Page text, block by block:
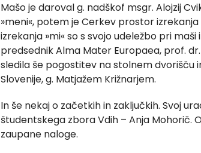
Mašo je daroval g. nadškof msgr. Alojzij
»meni«, potem je Cerkev prostor izrekanja
izrekanja »mi« so s svojo udeležbo pri
predsednik Alma Mater Europaea, prof.
sledila še pogostitev na stolnem dvorišču
Slovenije, g. Matjažem Križnarjem.
In še nekaj o začetkih in zaključkih. Svoj
študentskega zbora Vdih – Anja Mohorič.
zaupane naloge.